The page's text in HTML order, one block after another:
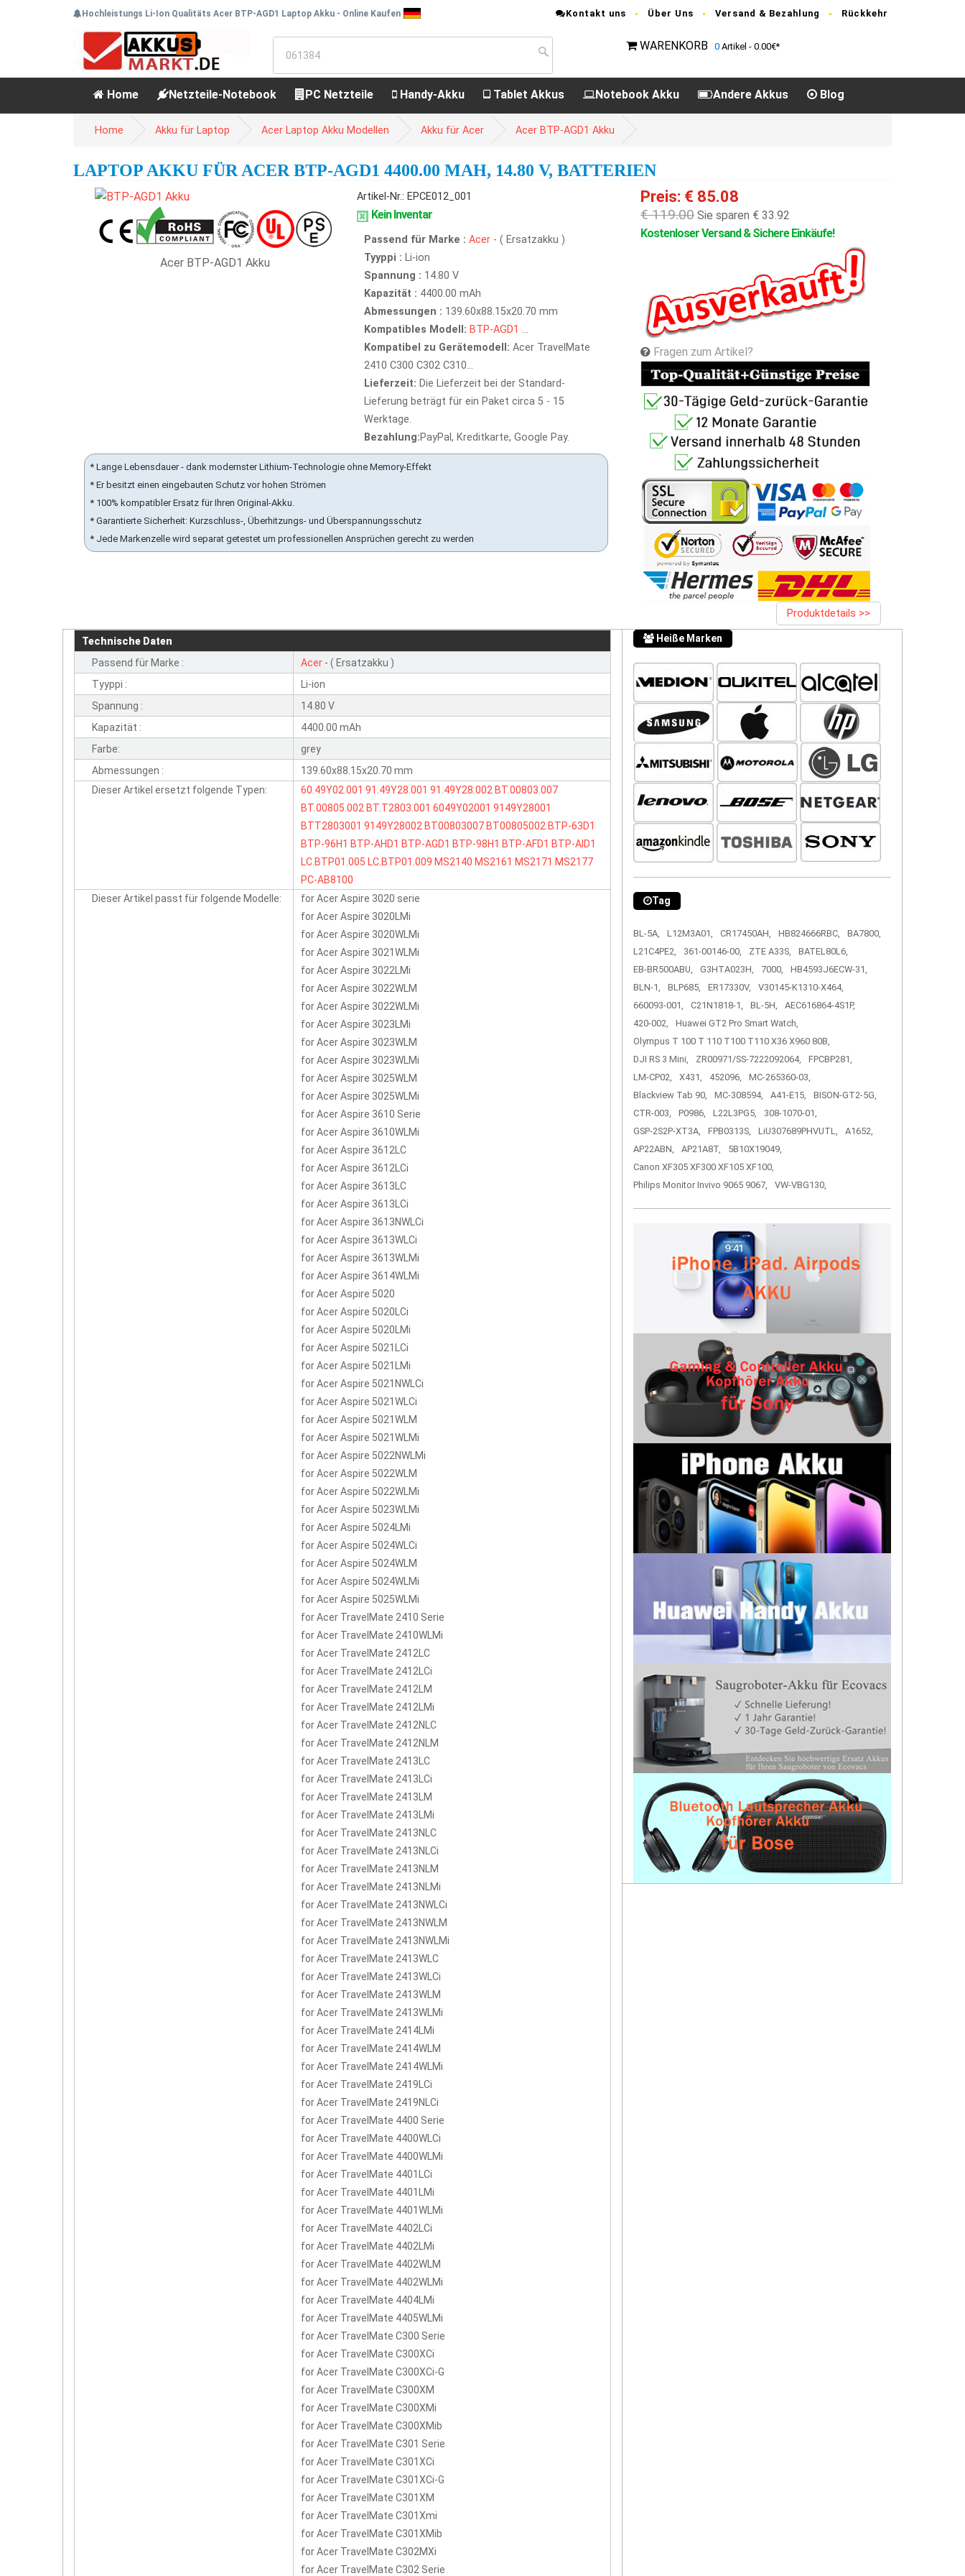
Hochleistungs Li-Ion Qualitäts Acer BTP-AGD1 Laptop Akku - Online Kaufen Kontakt uns Über Uns Versand & Bezahlung Rückkehr
WARENKORB 0 Artikel - 0.00€*
Home Netzteile-Notebook PC Netzteile Handy-Akku Tablet Akkus Notebook Akku Andere Akkus Blog
Home Akku für Laptop Acer Laptop Akku Modellen Akku für Acer Acer BTP-AGD1 Akku
LAPTOP AKKU FÜR ACER BTP-AGD1 4400.00 MAH, 14.80 V, BATTERIEN
Acer BTP-AGD1 Akku
Artikel-Nr.: EPCE012_001
Kein Inventar
Passend für Marke : Acer - ( Ersatzakku )
Tyyppi : Li-ion
Spannung : 14.80 V
Kapazität : 4400.00 mAh
Abmessungen : 139.60x88.15x20.70 mm
Kompatibles Modell: BTP-AGD1 ...
Kompatibel zu Gerätemodell: Acer TravelMate
2410 C300 C302 C310...
Lieferzeit: Die Lieferzeit bei der Standard-
Lieferung beträgt für ein Paket circa 5 - 15
Werktage.
Bezahlung:PayPal, Kreditkarte, Google Pay.
* Lange Lebensdauer - dank modernster Lithium-Technologie ohne Memory-Effekt
* Er besitzt einen eingebauten Schutz vor hohen Strömen
* 100% kompatibler Ersatz für Ihren Original-Akku.
* Garantierte Sicherheit: Kurzschluss-, Überhitzungs- und Überspannungsschutz
* Jede Markenzelle wird separat getestet um professionellen Ansprüchen gerecht zu werden
Preis: € 85.08
€ 119.00 Sie sparen € 33.92
Kostenloser Versand & Sichere Einkäufe!
Fragen zum Artikel?
Produktdetails >>
Technische Daten
Passend für Marke :
Acer - ( Ersatzakku )
Tyyppi :
Li-ion
Spannung :
14.80 V
Kapazität :
4400.00 mAh
Farbe:
grey
Abmessungen :
139.60x88.15x20.70 mm
Dieser Artikel ersetzt folgende Typen:
60.49Y02.001 91.49Y28.001 91.49Y28.002 BT.00803.007
BT.00805.002 BT.T2803.001 6049Y02001 9149Y28001
BTT2803001 9149Y28002 BT00803007 BT00805002 BTP-63D1
BTP-96H1 BTP-AHD1 BTP-AGD1 BTP-98H1 BTP-AFD1 BTP-AID1
LC.BTP01.005 LC.BTP01.009 MS2140 MS2161 MS2171 MS2177
PC-AB8100
Dieser Artikel passt für folgende Modelle:
for Acer Aspire 3020 serie
for Acer Aspire 3020LMi
for Acer Aspire 3020WLMi
for Acer Aspire 3021WLMi
for Acer Aspire 3022LMi
for Acer Aspire 3022WLM
for Acer Aspire 3022WLMi
for Acer Aspire 3023LMi
for Acer Aspire 3023WLM
for Acer Aspire 3023WLMi
for Acer Aspire 3025WLM
for Acer Aspire 3025WLMi
for Acer Aspire 3610 Serie
for Acer Aspire 3610WLMi
for Acer Aspire 3612LC
for Acer Aspire 3612LCi
for Acer Aspire 3613LC
for Acer Aspire 3613LCi
for Acer Aspire 3613NWLCi
for Acer Aspire 3613WLCi
for Acer Aspire 3613WLMi
for Acer Aspire 3614WLMi
for Acer Aspire 5020
for Acer Aspire 5020LCi
for Acer Aspire 5020LMi
for Acer Aspire 5021LCi
for Acer Aspire 5021LMi
for Acer Aspire 5021NWLCi
for Acer Aspire 5021WLCi
for Acer Aspire 5021WLM
for Acer Aspire 5021WLMi
for Acer Aspire 5022NWLMi
for Acer Aspire 5022WLM
for Acer Aspire 5022WLMi
for Acer Aspire 5023WLMi
for Acer Aspire 5024LMi
for Acer Aspire 5024WLCi
for Acer Aspire 5024WLM
for Acer Aspire 5024WLMi
for Acer Aspire 5025WLMi
for Acer TravelMate 2410 Serie
for Acer TravelMate 2410WLMi
for Acer TravelMate 2412LC
for Acer TravelMate 2412LCi
for Acer TravelMate 2412LM
for Acer TravelMate 2412LMi
for Acer TravelMate 2412NLC
for Acer TravelMate 2412NLM
for Acer TravelMate 2413LC
for Acer TravelMate 2413LCi
for Acer TravelMate 2413LM
for Acer TravelMate 2413LMi
for Acer TravelMate 2413NLC
for Acer TravelMate 2413NLCi
for Acer TravelMate 2413NLM
for Acer TravelMate 2413NLMi
for Acer TravelMate 2413NWLCi
for Acer TravelMate 2413NWLM
for Acer TravelMate 2413NWLMi
for Acer TravelMate 2413WLC
for Acer TravelMate 2413WLCi
for Acer TravelMate 2413WLM
for Acer TravelMate 2413WLMi
for Acer TravelMate 2414LMi
for Acer TravelMate 2414WLM
for Acer TravelMate 2414WLMi
for Acer TravelMate 2419LCi
for Acer TravelMate 2419NLCi
for Acer TravelMate 4400 Serie
for Acer TravelMate 4400WLCi
for Acer TravelMate 4400WLMi
for Acer TravelMate 4401LCi
for Acer TravelMate 4401LMi
for Acer TravelMate 4401WLMi
for Acer TravelMate 4402LCi
for Acer TravelMate 4402LMi
for Acer TravelMate 4402WLM
for Acer TravelMate 4402WLMi
for Acer TravelMate 4404LMi
for Acer TravelMate 4405WLMi
for Acer TravelMate C300 Serie
for Acer TravelMate C300XCi
for Acer TravelMate C300XCi-G
for Acer TravelMate C300XM
for Acer TravelMate C300XMi
for Acer TravelMate C300XMib
for Acer TravelMate C301 Serie
for Acer TravelMate C301XCi
for Acer TravelMate C301XCi-G
for Acer TravelMate C301XM
for Acer TravelMate C301Xmi
for Acer TravelMate C301XMib
for Acer TravelMate C302MXi
for Acer TravelMate C302 Serie
Heiße Marken
Tag
BL-5A, L12M3A01, CR17450AH, HB824666RBC,
BA7800,
L21C4PE2,
361-00146-00, ZTE A33S,
BATEL80L6,
EB-BR500ABU,
G3HTA023H, 7000,
HB4593J6ECW-31,
BLN-1,
BLP685, ER17330V,
V30145-K1310-X464,
660093-001,
C21N1818-1, BL-5H,
AEC616864-4S1P,
420-002,
Huawei GT2 Pro Smart Watch,
Olympus T 100 T 110 T100 T110 X36 X960 80B,
DJI RS 3 Mini,
ZR00971/SS-7222092064,
FPCBP281,
LM-CP02,
X431, 452096,
MC-265360-03,
Blackview Tab 90,
MC-308594, A41-E15,
BISON-GT2-5G,
CTR-003,
P0986, L22L3PG5,
308-1070-01,
GSP-2S2P-XT3A,
FPB0313S, LiU307689PHVUTL,
A1652,
AP22ABN,
AP21A8T,
5B10X19049,
Canon XF305 XF300 XF105 XF100,
Philips Monitor Invivo 9065 9067,
VW-VBG130,